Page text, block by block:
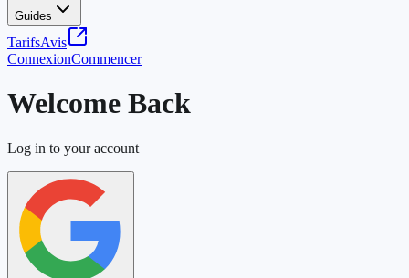
Guides
TarifsAvis
ConnexionCommencer
Welcome Back
Log in to your account